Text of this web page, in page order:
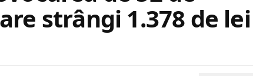
strângi 1.378 de lei